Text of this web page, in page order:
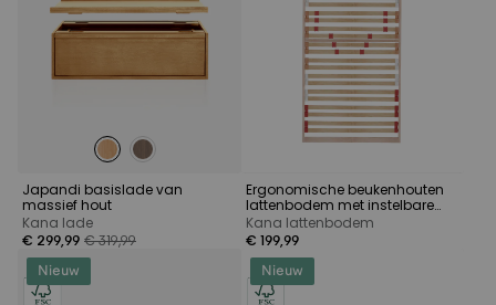
Japandi basislade van
massief hout
Kana lade
€ 299,99 € 319,99
Ergonomische beukenhouten
lattenbodem met instelbare
middenzone
Kana lattenbodem
€ 199,99
Nieuw Nieuw